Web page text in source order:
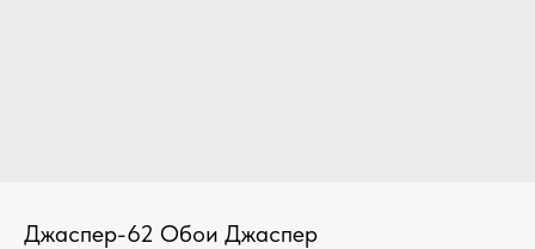
Джаспер-62 Обои Джаспер